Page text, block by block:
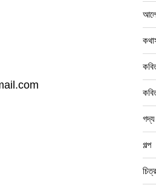
গদ্য
গল্প